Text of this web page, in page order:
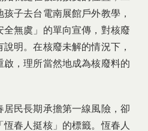
子去台電南展館戶外教學，
無虞」的單向宣傳，對核廢
明。在核廢未解的情況下，
，理所當然地成為核廢料的
民長期承擔第一線風險，卻
春人挺核」的標籤。恆春人